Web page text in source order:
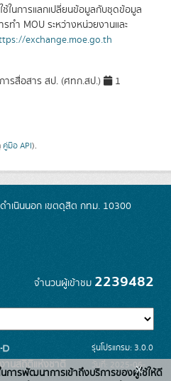
ช้ในการแลกเปลี่ยนข้อมูลกับชุดข้อมูล
ทำ MOU ระหว่างหน่วยงานและ
exchange.moe.go.th
ารสื่อสาร สป. (ศทก.สป.)
1
คู่มือ API).
ำเนินนอก เขตดุสิต กทม. 10300
จำนวนผู้เข้าชม 2239482
านสถิติแห่งชาติ
รุ่นโปรแกรม: 3.0.0
วันที่: 2025-06-
การพัฒนาการเข้าถึงบริการของผู้ใช้ให้ดี
x